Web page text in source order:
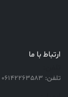
ارتباط با ما
تلفن: 06142263583